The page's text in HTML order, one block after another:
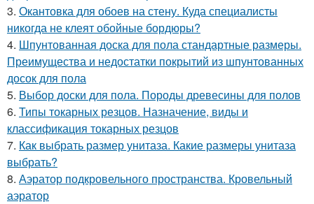
3. Окантовка для обоев на стену. Куда специалисты
никогда не клеят обойные бордюры?
4. Шпунтованная доска для пола стандартные размеры.
Преимущества и недостатки покрытий из шпунтованных
досок для пола
5. Выбор доски для пола. Породы древесины для полов
6. Типы токарных резцов. Назначение, виды и
классификация токарных резцов
7. Как выбрать размер унитаза. Какие размеры унитаза
выбрать?
8. Аэратор подкровельного пространства. Кровельный
аэратор